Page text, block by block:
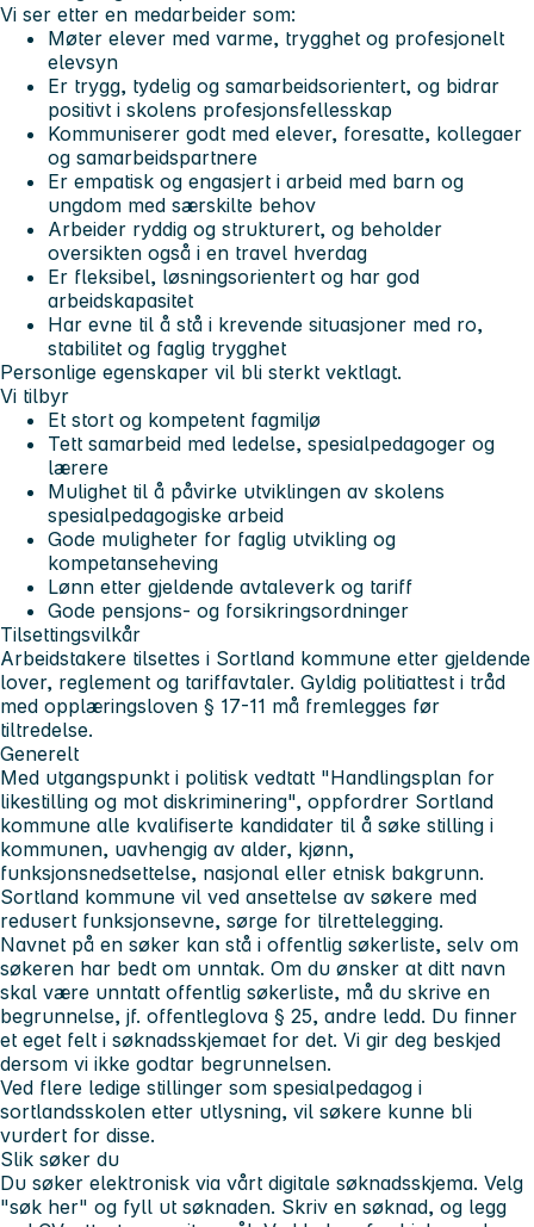
Vi ser etter en medarbeider som:
Møter elever med varme, trygghet og profesjonelt
elevsyn
Er trygg, tydelig og samarbeidsorientert, og bidrar
positivt i skolens profesjonsfellesskap
Kommuniserer godt med elever, foresatte, kollegaer
og samarbeidspartnere
Er empatisk og engasjert i arbeid med barn og
ungdom med særskilte behov
Arbeider ryddig og strukturert, og beholder
oversikten også i en travel hverdag
Er fleksibel, løsningsorientert og har god
arbeidskapasitet
Har evne til å stå i krevende situasjoner med ro,
stabilitet og faglig trygghet
Personlige egenskaper vil bli sterkt vektlagt.
Vi tilbyr
Et stort og kompetent fagmiljø
Tett samarbeid med ledelse, spesialpedagoger og
lærere
Mulighet til å påvirke utviklingen av skolens
spesialpedagogiske arbeid
Gode muligheter for faglig utvikling og
kompetanseheving
Lønn etter gjeldende avtaleverk og tariff
Gode pensjons- og forsikringsordninger
Tilsettingsvilkår
Arbeidstakere tilsettes i Sortland kommune etter gjeldende
lover, reglement og tariffavtaler. Gyldig politiattest i tråd
med opplæringsloven § 17-11 må fremlegges før
tiltredelse.
Generelt
Med utgangspunkt i politisk vedtatt "Handlingsplan for
likestilling og mot diskriminering", oppfordrer Sortland
kommune alle kvalifiserte kandidater til å søke stilling i
kommunen, uavhengig av alder, kjønn,
funksjonsnedsettelse, nasjonal eller etnisk bakgrunn.
Sortland kommune vil ved ansettelse av søkere med
redusert funksjonsevne, sørge for tilrettelegging.
Navnet på en søker kan stå i offentlig søkerliste, selv om
søkeren har bedt om unntak. Om du ønsker at ditt navn
skal være unntatt offentlig søkerliste, må du skrive en
begrunnelse, jf. offentleglova § 25, andre ledd. Du finner
et eget felt i søknadsskjemaet for det. Vi gir deg beskjed
dersom vi ikke godtar begrunnelsen.
Ved flere ledige stillinger som spesialpedagog i
sortlandsskolen etter utlysning, vil søkere kunne bli
vurdert for disse.
Slik søker du
Du søker elektronisk via vårt digitale søknadsskjema. Velg
"søk her" og fyll ut søknaden. Skriv en søknad, og legg